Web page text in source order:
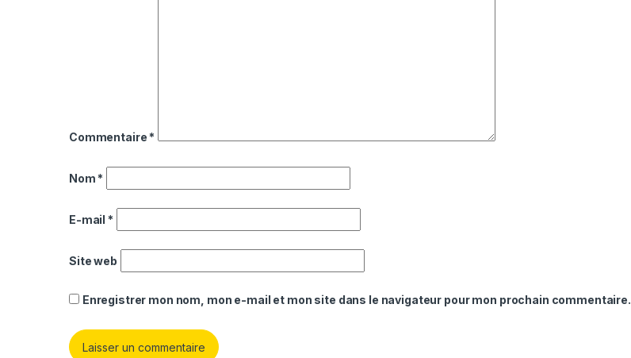
Commentaire *
Nom *
E-mail *
Site web
Enregistrer mon nom, mon e-mail et mon site dans le navigateur pour mon prochain commentaire.